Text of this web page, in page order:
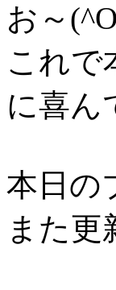
お～
これで
に喜ん
本日の
また更